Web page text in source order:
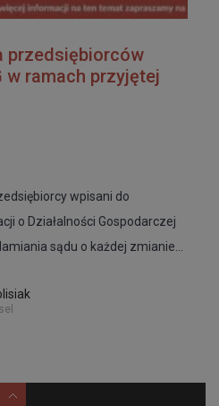
przedsiębiorców
w ramach przyjętej
wpisani do
o Działalności Gospodarczej
sądu o każdej zmianie